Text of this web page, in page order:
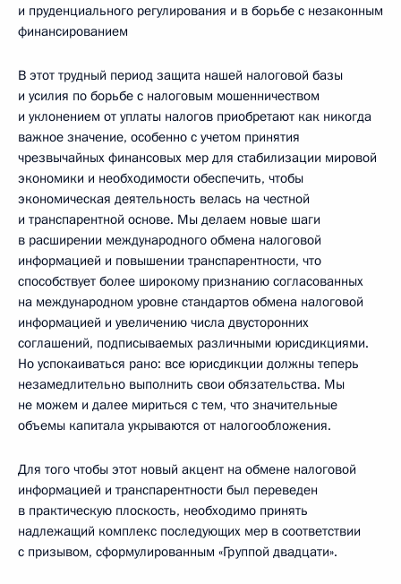
и пруденциального регулирования и в борьбе с незаконным
финансированием
В этот трудный период защита нашей налоговой базы
и усилия по борьбе с налоговым мошенничеством
и уклонением от уплаты налогов приобретают как никогда
важное значение, особенно с учетом принятия
чрезвычайных финансовых мер для стабилизации мировой
экономики и необходимости обеспечить, чтобы
экономическая деятельность велась на честной
и транспарентной основе. Мы делаем новые шаги
в расширении международного обмена налоговой
информацией и повышении транспарентности, что
способствует более широкому признанию согласованных
на международном уровне стандартов обмена налоговой
информацией и увеличению числа двусторонних
соглашений, подписываемых различными юрисдикциями.
Но успокаиваться рано: все юрисдикции должны теперь
незамедлительно выполнить свои обязательства. Мы
не можем и далее мириться с тем, что значительные
объемы капитала укрываются от налогообложения.
Для того чтобы этот новый акцент на обмене налоговой
информацией и транспарентности был переведен
в практическую плоскость, необходимо принять
надлежащий комплекс последующих мер в соответствии
с призывом, сформулированным «Группой двадцати».